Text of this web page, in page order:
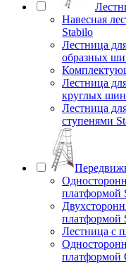
Навесная
Stabilo
Лестница
образных
Лестница
круглых
Лестница
ступенями
платформой
платформой
Лестница с
платформой